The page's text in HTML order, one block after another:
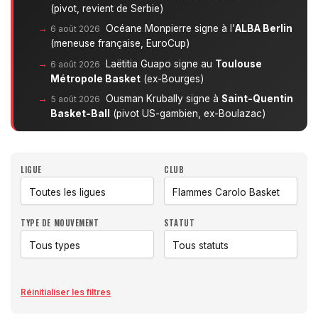
(pivot, revient de Serbie)
6 août 2026 Océane Monpierre signe à l’ALBA Berlin
(meneuse française, EuroCup)
6 août 2026 Laëtitia Guapo signe au Toulouse
Métropole Basket (ex-Bourges)
5 août 2026 Ousman Krubally signe à Saint-Quentin
Basket-Ball
(pivot US-gambien, ex-Boulazac)
LIGUE CLUB
TYPE DE MOUVEMENT STATUT
Réinitialiser les filtres